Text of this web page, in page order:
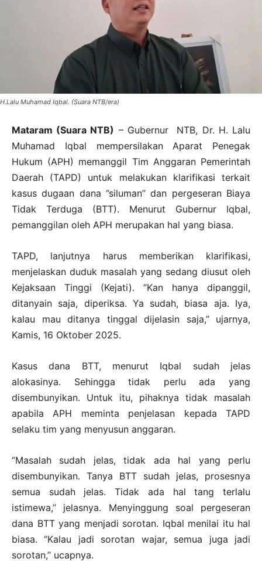
H.Lalu Muhamad Iqbal. (Suara NTB/era)
Mataram (Suara NTB) – Gubernur NTB, Dr. H. Lalu
Muhamad Iqbal mempersilakan Aparat Penegak
Hukum (APH) memanggil Tim Anggaran Pemerintah
Daerah (TAPD) untuk melakukan klarifikasi terkait
kasus dugaan dana ‘’siluman’’ dan pergeseran Biaya
Tidak Terduga (BTT). Menurut Gubernur Iqbal,
pemanggilan oleh APH merupakan hal yang biasa.
TAPD, lanjutnya harus memberikan klarifikasi,
menjelaskan duduk masalah yang sedang diusut oleh
Kejaksaan Tinggi (Kejati). ‘’Kan hanya dipanggil,
ditanyain saja, diperiksa. Ya sudah, biasa aja. Iya,
kalau mau ditanya tinggal dijelasin saja,” ujarnya,
Kamis, 16 Oktober 2025.
Kasus dana BTT, menurut Iqbal sudah jelas
alokasinya. Sehingga tidak perlu ada yang
disembunyikan. Untuk itu, pihaknya tidak masalah
apabila APH meminta penjelasan kepada TAPD
selaku tim yang menyusun anggaran.
‘’Masalah sudah jelas, tidak ada hal yang perlu
disembunyikan. Tanya BTT sudah jelas, prosesnya
semua sudah jelas. Tidak ada hal tang terlalu
istimewa,’’ jelasnya. Menyinggung soal pergeseran
dana BTT yang menjadi sorotan. Iqbal menilai itu hal
biasa. ‘’Kalau jadi sorotan wajar, semua juga jadi
sorotan,’’ ucapnya.